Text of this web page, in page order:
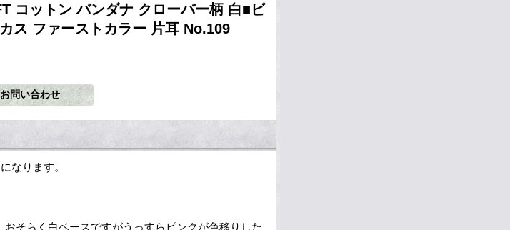
コットン バンダナ クローバー柄 白■ビ
ス ファーストカラー 片耳 No.109
なります。
そらく白ベースですがうっすらピンクが色移りした